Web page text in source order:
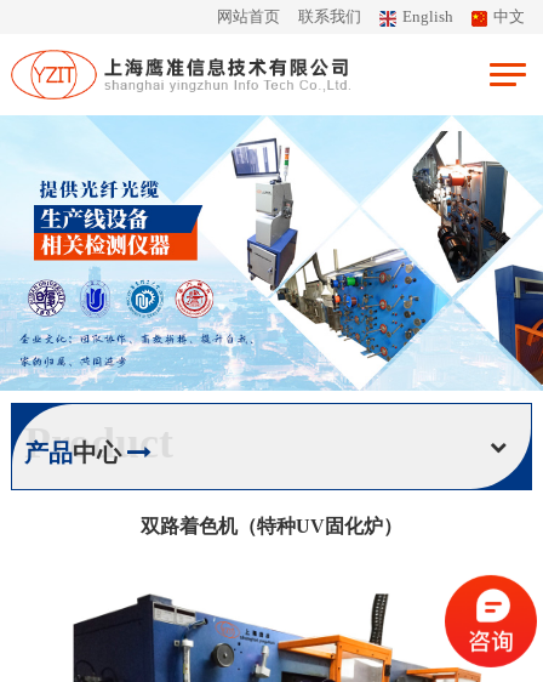
网站首页 联系我们 English 中文
Product
产品中心
双路着色机（特种UV固化炉）